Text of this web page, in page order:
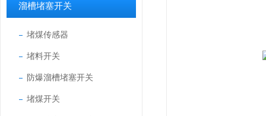
溜槽堵塞开关
堵煤传感器
堵料开关
防爆溜槽堵塞开关
堵煤开关